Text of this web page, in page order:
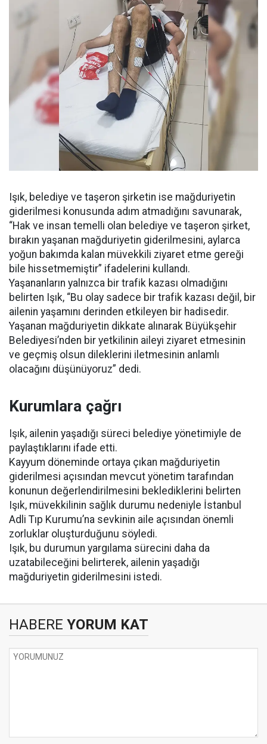
Işık, belediye ve taşeron şirketin ise mağduriyetin
giderilmesi konusunda adım atmadığını savunarak,
“Hak ve insan temelli olan belediye ve taşeron şirket,
bırakın yaşanan mağduriyetin giderilmesini, aylarca
yoğun bakımda kalan müvekkili ziyaret etme gereği
bile hissetmemiştir” ifadelerini kullandı.
Yaşananların yalnızca bir trafik kazası olmadığını
belirten Işık, “Bu olay sadece bir trafik kazası değil, bir
ailenin yaşamını derinden etkileyen bir hadisedir.
Yaşanan mağduriyetin dikkate alınarak Büyükşehir
Belediyesi’nden bir yetkilinin aileyi ziyaret etmesinin
ve geçmiş olsun dileklerini iletmesinin anlamlı
olacağını düşünüyoruz” dedi.
Kurumlara çağrı
Işık, ailenin yaşadığı süreci belediye yönetimiyle de
paylaştıklarını ifade etti.
Kayyum döneminde ortaya çıkan mağduriyetin
giderilmesi açısından mevcut yönetim tarafından
konunun değerlendirilmesini beklediklerini belirten
Işık, müvekkilinin sağlık durumu nedeniyle İstanbul
Adli Tıp Kurumu’na sevkinin aile açısından önemli
zorluklar oluşturduğunu söyledi.
Işık, bu durumun yargılama sürecini daha da
uzatabileceğini belirterek, ailenin yaşadığı
mağduriyetin giderilmesini istedi.
HABERE YORUM KAT